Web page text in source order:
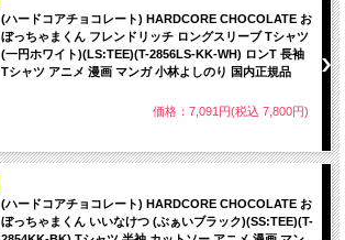
(ハードコアチョコレート) HARDCORE CHOCOLATE お
ぼっちゃまくん フレンドリッチ ロングスリーブ Tシャツ
(一円ホワイト)(LS:TEE)(T-2856LS-KK-WH) ロンT 長袖
Tシャツ アニメ 漫画 マンガ 小林よしのり 国内正規品
価格：7,091円(税込 7,800円)
(ハードコアチョコレート) HARDCORE CHOCOLATE お
ぼっちゃまくん いいなけつ (ぶぁいブラック)(SS:TEE)(T-